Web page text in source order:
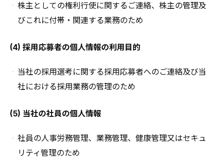
株主としての権利行使に関するご連絡、株主の管理及
びこれに付帯・関連する業務のため
(4) 採用応募者の個人情報の利用目的
当社の採用選考に関する採用応募者へのご連絡及び当
社における採用業務の管理のため
(5) 当社の社員の個人情報
社員の人事労務管理、業務管理、健康管理又はセキュ
リティ管理のため